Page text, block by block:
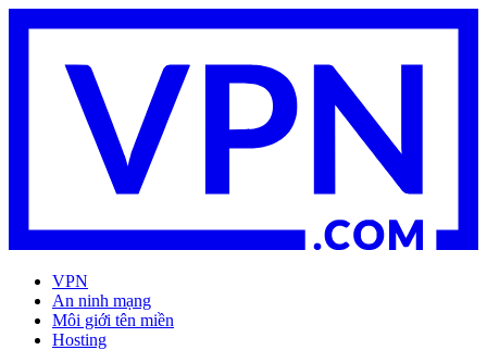
VPN
An ninh mạng
Môi giới tên miền
Hosting